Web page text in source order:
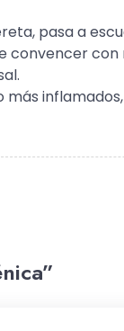
pasa a
convencer